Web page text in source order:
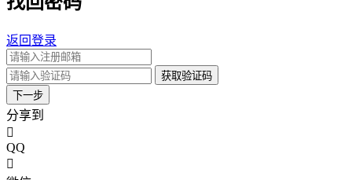
返回登录
获取验证码
下一步
分享到
QQ